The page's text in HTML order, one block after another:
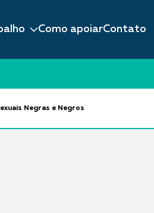
Como apoiarContato
Negras e Negros